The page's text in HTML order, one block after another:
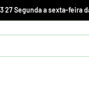
Segunda a sexta-feira